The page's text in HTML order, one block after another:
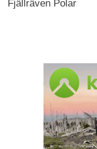
Fjällräven Polar